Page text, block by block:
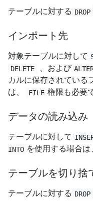
テーブルに対する DROP
インポート先
対象テーブルに対して
DELETE 、および
カルに保存されている
は、
FILE 権限も必要
データの読み込み
テーブルに対して
INTO を使用する場合は
テーブルを切り捨
テーブルに対する DROP